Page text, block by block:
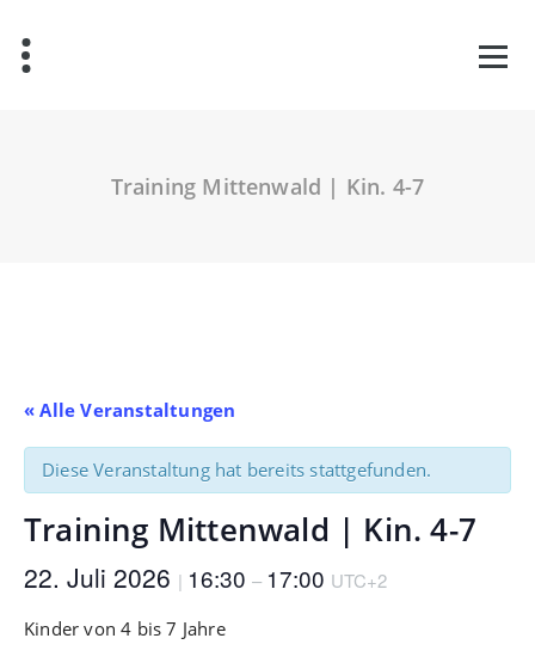
Inhalt
springen
Training Mittenwald | Kin. 4-7
« Alle Veranstaltungen
Diese Veranstaltung hat bereits stattgefunden.
Training Mittenwald | Kin. 4-7
22. Juli 2026 | 16:30 – 17:00 UTC+2
Kinder von 4 bis 7 Jahre